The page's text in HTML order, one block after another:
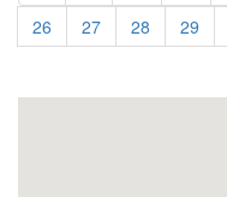
26
27 28 29